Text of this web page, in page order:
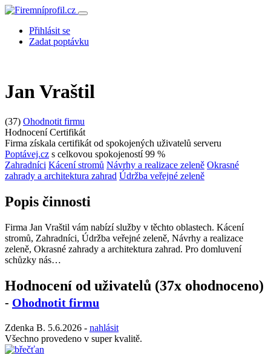
Přihlásit se
Zadat poptávku
Jan Vraštil
(37) Ohodnotit firmu
Hodnocení Certifikát
Firma získala certifikát od spokojených uživatelů serveru
Poptávej.cz s celkovou spokojeností 99 %
Zahradníci Kácení stromů Návrhy a realizace zeleně Okrasné
zahrady a architektura zahrad Údržba veřejné zeleně
Popis činnosti
Firma Jan Vraštil vám nabízí služby v těchto oblastech. Kácení
stromů, Zahradníci, Údržba veřejné zeleně, Návrhy a realizace
zeleně, Okrasné zahrady a architektura zahrad. Pro domluvení
schůzky nás…
Hodnocení od uživatelů (37x ohodnoceno)
- Ohodnotit firmu
Zdenka B. 5.6.2026 - nahlásit
Všechno provedeno v super kvalitě.